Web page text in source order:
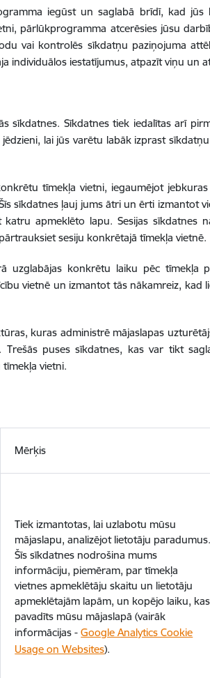
iegūst un saglabā brīdī, kad jūs
pārlūkprogramma atcerēsies jūsu
vai kontrolēs sīkdatņu paziņojuma
individuālos iestatījumus, atpazīt viņu un
sīkdatnes. Sīkdatnes tiek iedalītas arī
lai jūs varētu labāk izprast
tīmekļa vietni, iegaumējot jebkuras
sīkdatnes ļauj jums ātri un ērti izmantot
katru apmeklēto lapu. Sesijas sīkdatnes
sesiju konkrētajā tīmekļa vietnē.
uzglabājas konkrētu laiku pēc tīmekļa
vietnē un izmantot tās nākamreiz, kad
kuras administrē mājaslapas
puses sīkdatnes, kas var tikt
vietni.
Mērķis
Tiek izmantotas, lai uzlabotu mūsu
mājaslapu, analizējot lietotāju paradumus.
Šīs sīkdatnes nodrošina mums
informāciju, piemēram, par tīmekļa
vietnes apmeklētāju skaitu un lietotāju
apmeklētajām lapām, un kopējo laiku, kas
pavadīts mūsu mājaslapā (vairāk
informācijas -Google Analytics Cookie
Usage on Websites).